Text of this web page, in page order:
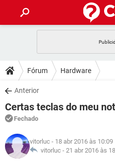
CELULAR
OUTLOOK
INSTAGRAM
GUIA DE COMPRAS
DICAS
JOGOS
OUTLOOK
INSTAGRAM
GUIA DE COMPRAS
DOWNLOADS
JOGOS
CELULAR
OUTLOOK
INSTAGRAM
FÓRUM
JOGOS
CELULAR
GLOSSÁRIO
JOGOS
Fórum Hardware
Anterior
Certas teclas do meu
Fechado
vitorluc - 18 abr 2016 às 10:09
vitorluc - 21 abr 2016 às